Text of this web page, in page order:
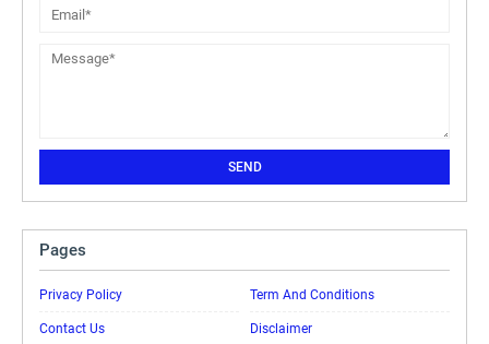
Pages
Privacy Policy Term And Conditions
Contact Us Disclaimer